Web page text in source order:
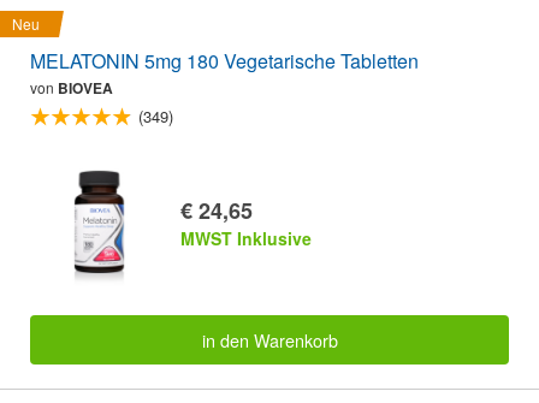
Neu
MELATONIN 5mg 180 Vegetarische Tabletten
von BIOVEA
(349)
€ 24,65
MWST Inklusive
in den Warenkorb